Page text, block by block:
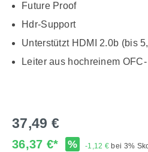
Future Proof
Hdr-Support
Unterstützt HDMI 2.0b (bis
Leiter aus hochreinem
37,49 €
36,37 €* % -1,12 € bei 3%